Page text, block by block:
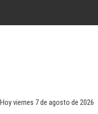
Hoy viernes 7 de agosto de 2026